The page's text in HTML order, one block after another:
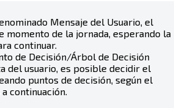
Mensaje del Usuario, el
momento de la jornada, esperando la
continuar.
de Decisión/Árbol de Decisión
del usuario, es posible decidir el
puntos de decisión, según el
continuación.